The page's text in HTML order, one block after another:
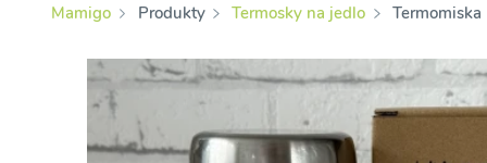
Mamigo Produkty Termosky na jedlo